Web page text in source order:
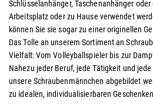
Schlüsselanhänger, Taschenanhänger
Arbeitsplatz oder zu Hause verwendet
können Sie sie sogar zu einer originellen
Das Tolle an unserem Sortiment an
Vielfalt: Vom Volleyballspieler bis zur
Nahezu jeder Beruf, jede Tätigkeit und
unsere Schraubenmännchen abgebildet
zu idealen, individualisierbaren